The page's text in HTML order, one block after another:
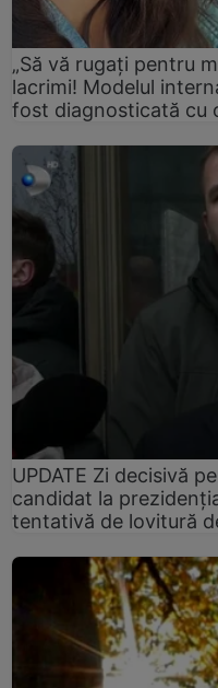
„Să vă rugați pentru
lacrimi! Modelul
fost diagnosticată cu
UPDATE Zi decisivă
candidat la
tentativă de lovitură